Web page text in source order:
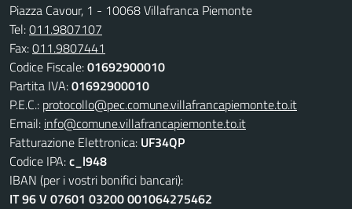
Piazza Cavour, 1 - 10068 Villafranca Piemonte
Tel:011.9807107
Fax:011.9807441
Codice Fiscale:01692900010
Partita IVA:01692900010
P.E.C.: protocollo@pec.comune.villafrancapiemonte.to.it
Email: info@comune.villafrancapiemonte.to.it
Fatturazione Elettronica: UF34QP
Codice IPA:c_l948
IBAN (per i vostri bonifici bancari):
IT 96 V 07601 03200 001064275462